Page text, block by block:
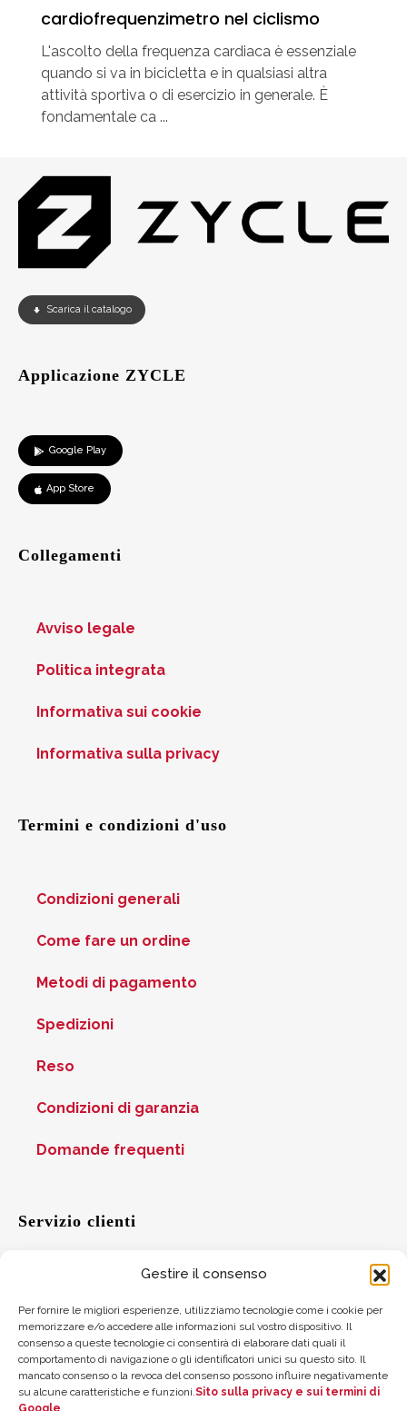
Gestire il consenso
Per fornire le migliori esperienze, utilizziamo tecnologie come i cookie per
memorizzare e/o accedere alle informazioni sul vostro dispositivo. Il
consenso a queste tecnologie ci consentirà di elaborare dati quali il
comportamento di navigazione o gli identificatori unici su questo sito. Il
mancato consenso o la revoca del consenso possono influire negativamente
su alcune caratteristiche e funzioni.Sito sulla privacy e sui termini di
Google
cardiofrequenzimetro nel ciclismo
L'ascolto della frequenza cardiaca è essenziale
quando si va in bicicletta e in qualsiasi altra
attività sportiva o di esercizio in generale. È
fondamentale ca ...
Scarica il catalogo
Applicazione ZYCLE
Google Play
App Store
Collegamenti
Avviso legale
Politica integrata
Informativa sui cookie
Informativa sulla privacy
Termini e condizioni d'uso
Condizioni generali
Come fare un ordine
Metodi di pagamento
Spedizioni
Reso
Condizioni di garanzia
Domande frequenti
Servizio clienti
Suggerimenti
Dove trovarci